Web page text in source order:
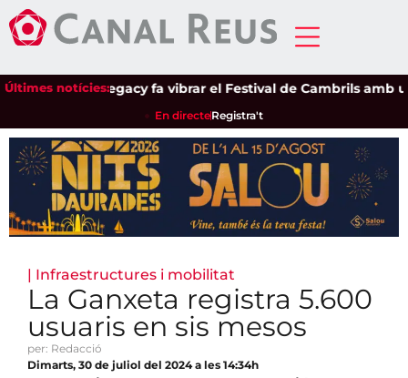
Últimes notícies:
Straits Legacy fa vibrar el Festival de Cambrils amb una
En directeRegistra't
| Infraestructures i mobilitat
La Ganxeta registra 5.600
usuaris en sis mesos
per: Redacció
Dimarts, 30 de juliol del 2024 a les 14:34h